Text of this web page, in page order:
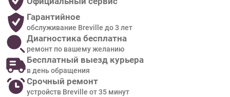
Гарантийное
обслуживание Breville до 3 лет
Диагностика бесплатна
ремонт по вашему желанию
Бесплатный выезд курьера
в день обращения
Срочный ремонт
устройств Breville от 35 минут